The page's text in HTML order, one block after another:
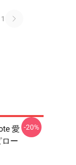
1
愛
ー
-20%